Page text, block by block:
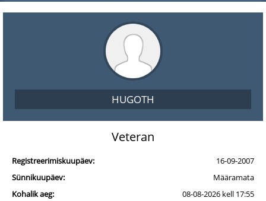
HUGOTH
Veteran
Registreerimiskuupäev:
16-09-2007
Sünnikuupäev:
Määramata
Kohalik aeg:
08-08-2026 kell 17:55